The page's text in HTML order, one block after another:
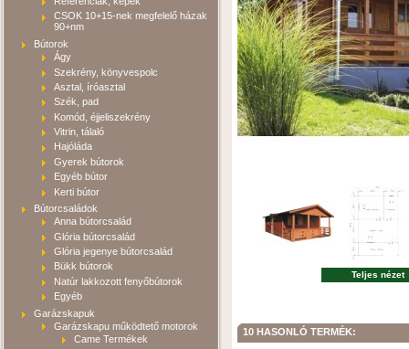
CSOK 10+15-nek megfelelő házak
90+nm
Bútorok
Ágy
Szekrény, könyvespolc
Asztal, íróasztal
Szék, pad
Komód, éjjeliszekrény
Vitrin, tálaló
Hajóláda
Gyerek bútorok
Egyéb bútor
Kerti bútor
Bútorcsaládok
Anna bútorcsalád
Glória bútorcsalád
Glória jegenye bútorcsalád
Bükk bútorok
Natúr lakkozott fenyőbútorok
Egyéb
Garázskapuk
Garázskapu működtető motorok
Came Termékek
Teljes nézet
10 HASONLÓ TERMÉK: